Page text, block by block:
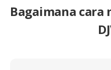
Bagaimana cara